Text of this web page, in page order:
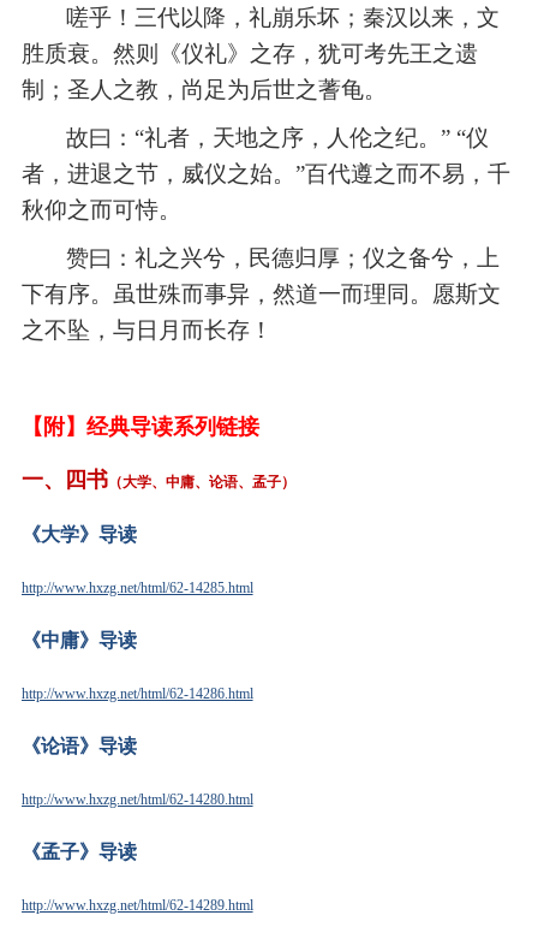
嗟乎！三代以降，礼崩乐坏；秦汉以来，文
胜质衰。然则《仪礼》之存，犹可考先王之遗
制；圣人之教，尚足为后世之蓍龟。
故曰： “礼者，天地之序，人伦之纪。” “仪
者，进退之节，威仪之始。”百代遵之而不易，千
秋仰之而可恃。
赞曰：礼之兴兮，民德归厚；仪之备兮，上
下有序。虽世殊而事异，然道一而理同。愿斯文
之不坠，与日月而长存！
【附】经典导读系列链接
一、四书（大学、中庸、论语、孟子）
《大学》导读
http://www.hxzg.net/html/62-14285.html
《中庸》导读
http://www.hxzg.net/html/62-14286.html
《论语》导读
http://www.hxzg.net/html/62-14280.html
《孟子》导读
http://www.hxzg.net/html/62-14289.html